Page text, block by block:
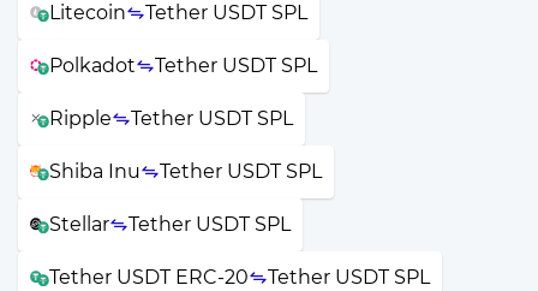
Litecoin Tether USDT SPL
Polkadot Tether USDT SPL
Ripple Tether USDT SPL
Shiba Inu Tether USDT SPL
Stellar Tether USDT SPL
Tether USDT ERC-20 Tether USDT SPL